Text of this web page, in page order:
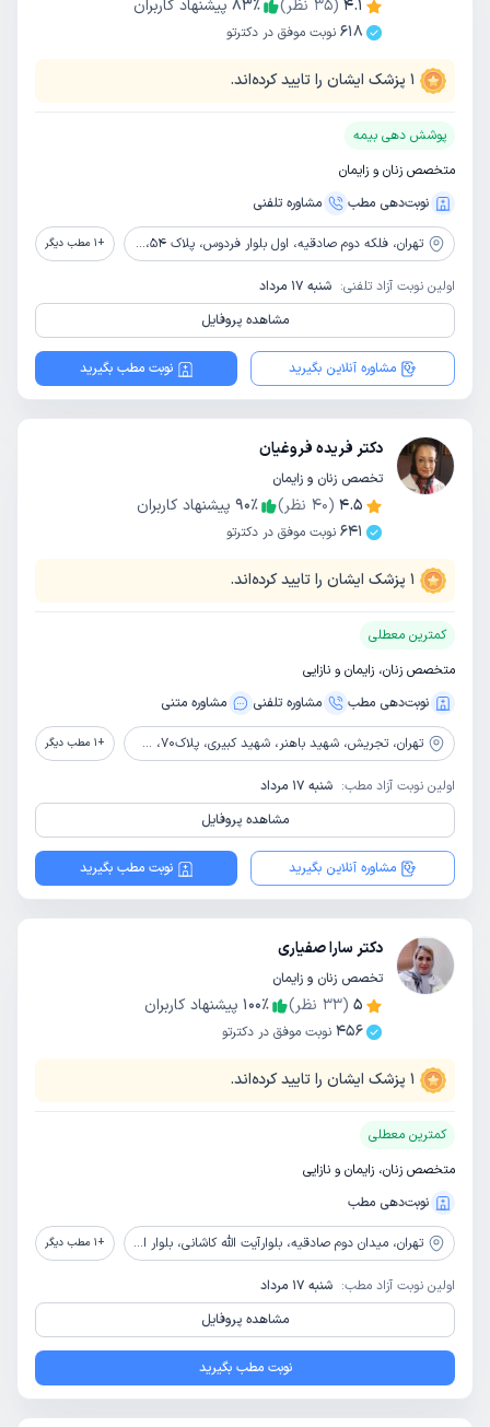
4.1
(
35 نظر) 83٪
پیشنهاد کاربران
618 نوبت موفق در دکترتو
1 پزشک ایشان را تایید کرده‌اند.
پوشش دهی بیمه
متخصص زنان و زایمان
نوبت‌دهی مطب
مشاوره‌ تلفنی
تهران، فلکه دوم صادقیه، اول بلوار فردوس، پلاک 54، طبقه اول، +
1 مطب دیگر
اولین نوبت آزاد تلفنی: شنبه 17 مرداد
مشاهده پروفایل
مشاوره آنلاین بگیرید نوبت مطب بگیرید
دکتر فریده فروغیان
تخصص زنان و زایمان
4.5
(
40 نظر) 90٪
پیشنهاد کاربران
641 نوبت موفق در دکترتو
1 پزشک ایشان را تایید کرده‌اند.
کمترین معطلی
متخصص زنان، زایمان و نازایی
نوبت‌دهی مطب
مشاوره‌ تلفنی مشاوره‌ متنی
تهران،تجریش، شهید باهنر، شهید کبیری، پلاک70، ساختمان 178 +
1 مطب دیگر
اولین نوبت آزاد مطب: شنبه 17 مرداد
مشاهده پروفایل
مشاوره آنلاین بگیرید نوبت مطب بگیرید
دکتر سارا صفیاری
تخصص زنان و زایمان
5
(
33 نظر) 100٪
پیشنهاد کاربران
456 نوبت موفق در دکترتو
1 پزشک ایشان را تایید کرده‌اند.
کمترین معطلی
متخصص زنان، زایمان و نازایی
نوبت‌دهی مطب
تهران، میدان دوم صادقیه، بلوارآیت الله کاشانی، بلوار اباذر، بیمارستان تخصصی و فوق تخصصی پیامبران +
1 مطب دیگر
اولین نوبت آزاد مطب: شنبه 17 مرداد
مشاهده پروفایل
نوبت مطب بگیرید